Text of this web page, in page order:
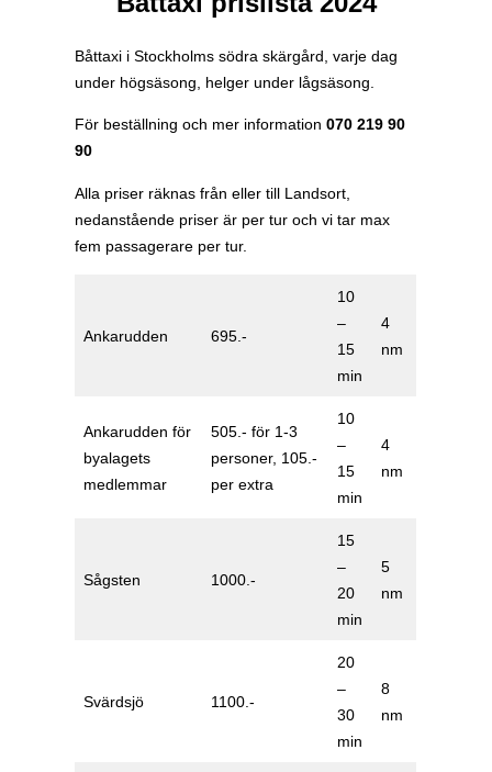
Båttaxi i Stockholms södra skärgård, varje dag
under högsäsong, helger under lågsäsong.
För beställning och mer information 070 219 90
90
Alla priser räknas från eller till Landsort,
nedanstående priser är per tur och vi tar max
fem passagerare per tur.
Ankarudden 695.-
10
–
15
min
4
nm
Ankarudden för
byalagets
medlemmar
505.- för 1-3
personer, 105.-
per extra
10
–
15
min
4
nm
Sågsten 1000.-
15
–
20
min
5
nm
Svärdsjö 1100.-
20
–
30
min
8
nm